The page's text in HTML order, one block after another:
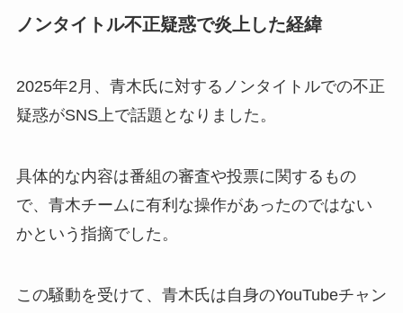
ノンタイトル不正疑惑で炎上した経緯
2025年2月、青木氏に対するノンタイトルでの不正
疑惑がSNS上で話題となりました。
具体的な内容は番組の審査や投票に関するもの
で、青木チームに有利な操作があったのではない
かという指摘でした。
この騒動を受けて、青木氏は自身のYouTubeチャン